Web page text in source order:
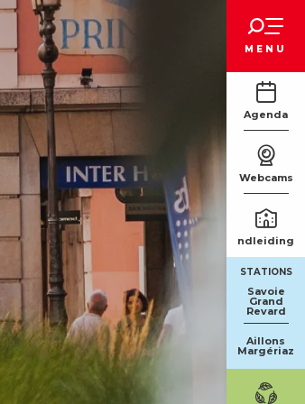
MENU
Agenda
Webcams
STATIONS
Savoie
Grand
Revard
Aillons
Margériaz